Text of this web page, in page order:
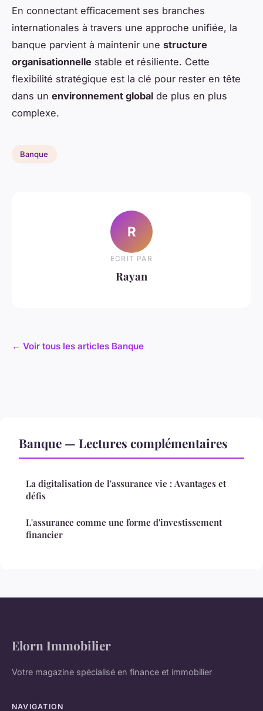
En connectant efficacement ses branches
internationales à travers une approche unifiée, la
banque parvient à maintenir une structure
organisationnelle stable et résiliente. Cette
flexibilité stratégique est la clé pour rester en tête
dans un environnement global de plus en plus
complexe.
Banque
R
ECRIT PAR
Rayan
← Voir tous les articles Banque
Banque — Lectures complémentaires
La digitalisation de l'assurance vie : Avantages et
défis
L'assurance comme une forme d'investissement
financier
Elorn Immobilier
Votre magazine spécialisé en finance et immobilier
NAVIGATION